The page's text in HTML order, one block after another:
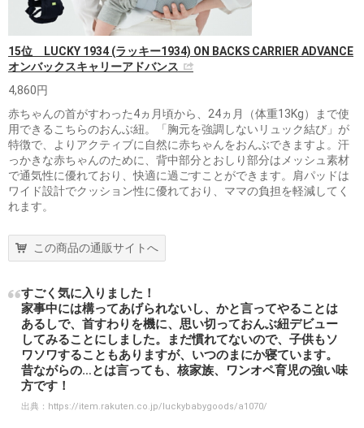
15位 LUCKY 1934 (ラッキー1934) ON BACKS CARRIER ADVANCE
オンバックスキャリーアドバンス
4,860円
赤ちゃんの首がすわった4ヵ月頃から、24ヵ月（体重13Kg）まで使
用できるこちらのおんぶ紐。「胸元を強調しないリュック結び」が
特徴で、よりアクティブに自然に赤ちゃんをおんぶできますよ。汗
っかきな赤ちゃんのために、背中部分とおしり部分はメッシュ素材
で通気性に優れており、快適に過ごすことができます。肩パッドは
ワイド設計でクッション性に優れており、ママの負担を軽減してく
れます。
この商品の通販サイトへ
すごく気に入りました！
家事中には構ってあげられないし、かと言ってやることは
あるしで、首すわりを機に、思い切っておんぶ紐デビュー
してみることにしました。まだ慣れてないので、子供もソ
ワソワすることもありますが、いつのまにか寝ています。
昔ながらの…とは言っても、核家族、ワンオペ育児の強い味
方です！
出典： https://item.rakuten.co.jp/luckybabygoods/a1070/